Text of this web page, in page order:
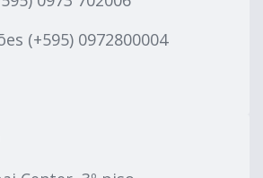
(+595) 0972800004